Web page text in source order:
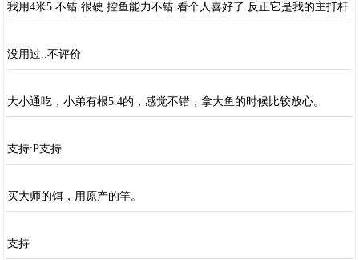
我用4米5 不错 很硬 控鱼能力不错 看个人喜好了 反正它是我的主打杆
没用过..不评价
大小通吃，小弟有根5.4的，感觉不错，拿大鱼的时候比较放心。
支持:P支持
买大师的饵，用原产的竿。
支持